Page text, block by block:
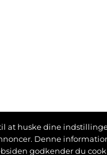
at huske dine
Denne
godkender du